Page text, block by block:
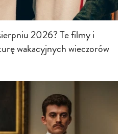
2026? Te filmy i
wakacyjnych wieczorów